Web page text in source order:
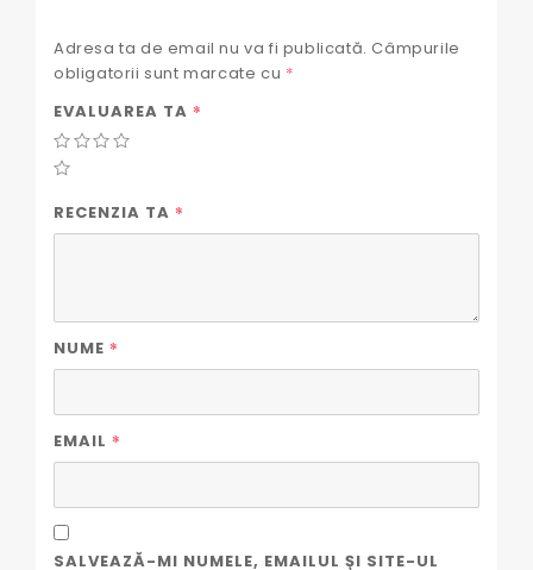
Adresa ta de email nu va fi publicată. Câmpurile
obligatorii sunt marcate cu *
EVALUAREA TA *
RECENZIA TA *
NUME *
EMAIL *
SALVEAZĂ-MI NUMELE, EMAILUL ȘI SITE-UL